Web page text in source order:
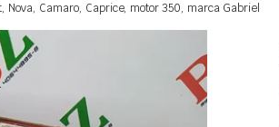
Camaro, Caprice, motor 350, marca Gabriel